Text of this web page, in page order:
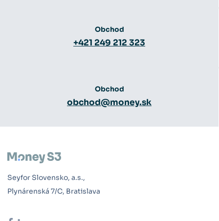
Obchod
+421 249 212 323
Obchod
obchod@money.sk
Seyfor Slovensko, a.s.,
Plynárenská 7/C, Bratislava